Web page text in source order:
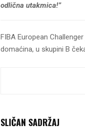
odlična utakmica!”
FIBA European
domaćina, u skupini B
SLIČAN SADRŽAJ